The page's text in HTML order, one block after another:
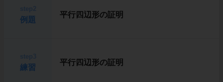
例題
平行四辺形の証明
練習
平行四辺形の証明